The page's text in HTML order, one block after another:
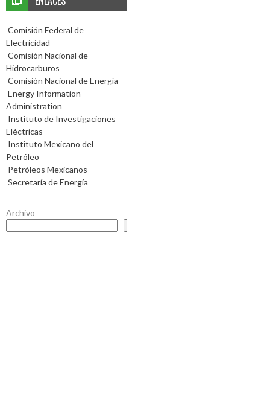
Comisión Federal de
Electricidad
Comisión Nacional de
Hidrocarburos
Comisión Nacional de Energía
Energy Information
Administration
Instituto de Investigaciones
Eléctricas
Instituto Mexicano del
Petróleo
Petróleos Mexicanos
Secretaría de Energía
Archivo